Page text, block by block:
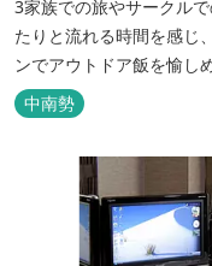
3家族での旅やサークル
たりと流れる時間を感じ
ンでアウトドア飯を愉し
分。絶景に囲まれた水上
中南勢